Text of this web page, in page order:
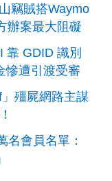
竊賊搭Waymo
辦案最大阻礙
靠 GDID 識別
慘遭引渡受審
殭屍網路主謀
名會員名單：